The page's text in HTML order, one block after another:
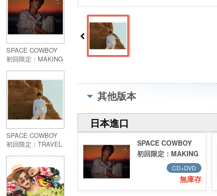
SPACE COWBOY
初回限定：MAKING
SPACE COWBOY
初回限定：TRAVEL
其他版本
日本進口
SPACE COWBOY
初回限定：MAKING
盤 (CD+DVD)CD+DVD
無庫存